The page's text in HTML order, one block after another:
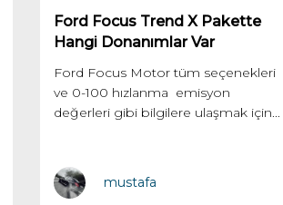
Ford Focus Trend X Pakette
Hangi Donanımlar Var
Ford Focus Motor tüm seçenekleri
ve 0-100 hızlanma emisyon
değerleri gibi bilgilere ulaşmak için...
mustafa